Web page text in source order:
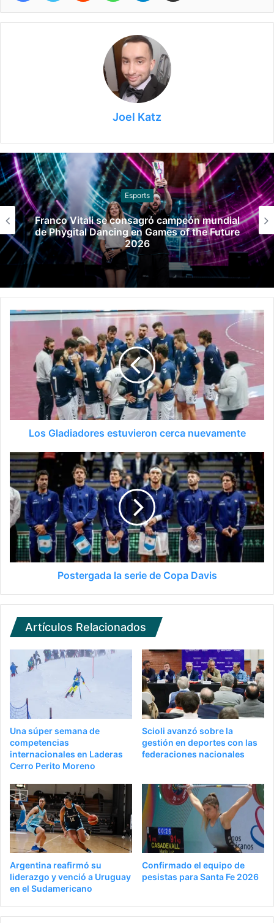
Joel Katz
Básquet
Argentina venció a Brasil y está en la final
del Sudamericano
Los Gladiadores estuvieron cerca nuevamente
Postergada la serie de Copa Davis
Artículos Relacionados
Una súper semana de
competencias
internacionales en Laderas
Cerro Perito Moreno
Scioli avanzó sobre la
gestión en deportes con las
federaciones nacionales
Argentina reafirmó su
liderazgo y venció a Uruguay
en el Sudamericano
Confirmado el equipo de
pesistas para Santa Fe 2026